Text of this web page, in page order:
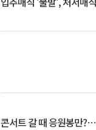
콘서트 갈 때 응원봉만